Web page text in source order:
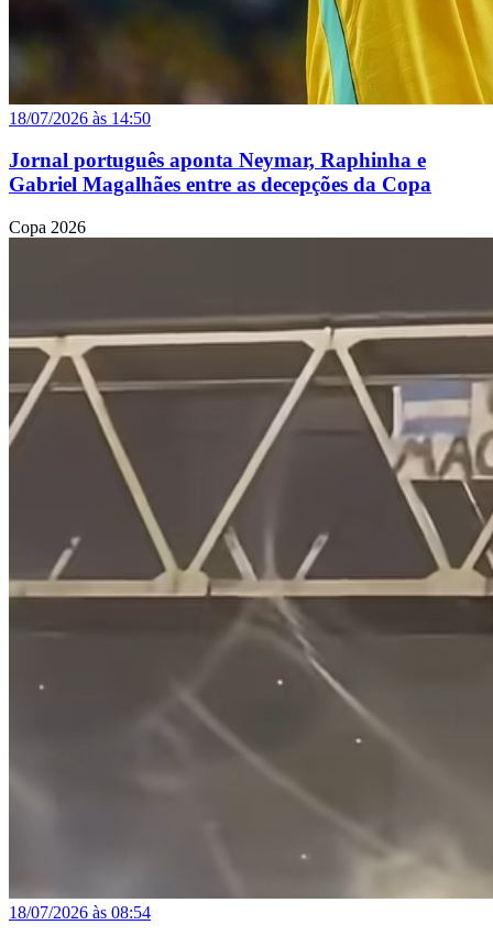
18/07/2026 às 14:50
Jornal português aponta Neymar, Raphinha e
Gabriel Magalhães entre as decepções da Copa
Copa 2026
18/07/2026 às 08:54